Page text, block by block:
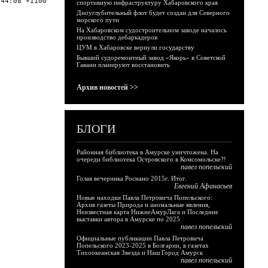
спортивную инфраструктуру Хабаровского края
Дноуглубительный флот будет создан для Северного
морского пути
На Хабаровском судостроительном заводе началось
производство дебаркадеров
ЦУМ в Хабаровске вернули государству
Бывший судоремонтный завод «Якорь» в Советской
Гавани планируют восстановить
Архив новостей >>
БЛОГИ
Районная библиотека в Амурске уничтожена. На
очереди библиотека Островского в Комсомольске?!
павел попельский
Голая вечеринка Роснано 2015г. Итог.
Евгений Афанасьев
Новые находки Павла Петровича Попельского:
Архив газеты Природа и аномальные явления,
Неизвестная карта НижнеАмурЛага и Последние
выставки автора в Амурске по 2025
павел попельский
Официальные публикации Павла Петровича
Попельского 2023-2025 в Болгарии, в газетах
Тихоокеанская Звезда и Наш Город Амурск
павел попельский